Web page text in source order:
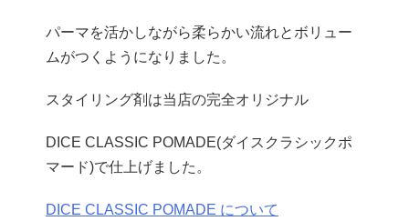
パーマを活かしながら柔らかい流れとボリュー
ムがつくようになりました。
スタイリング剤は当店の完全オリジナル
DICE CLASSIC POMADE(ダイスクラシックポ
マード)で仕上げました。
DICE CLASSIC POMADE について